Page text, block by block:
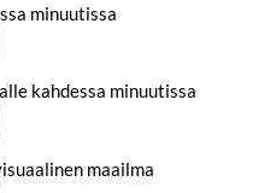
minuutissa
kahdessa minuutissa
maailma